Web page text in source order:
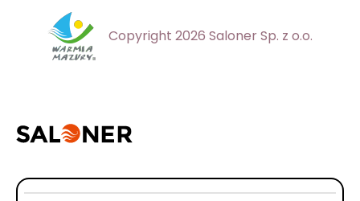
Copyright 2026 Saloner Sp. z o.o.